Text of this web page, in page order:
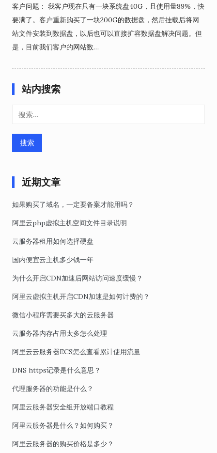
客户问题： 我客户现在只有一块系统盘40G，且使用量89%，快
要满了。客户重新购买了一块200G的数据盘，然后挂载后将网
站文件安装到数据盘，以后也可以直接扩容数据盘解决问题。但
是，目前我们客户的网站数…
站内搜索
近期文章
如果购买了域名，一定要备案才能用吗？
阿里云php虚拟主机空间文件目录说明
云服务器租用如何选择硬盘
国内便宜云主机多少钱一年
为什么开启CDN加速后网站访问速度缓慢？
阿里云虚拟主机开启CDN加速是如何计费的？
微信小程序需要买多大的云服务器
云服务器内存占用太多怎么处理
阿里云云服务器ECS怎么查看累计使用流量
DNS https记录是什么意思？
代理服务器的功能是什么？
阿里云服务器安全组开放端口教程
阿里云服务器是什么？如何购买？
阿里云服务器的购买价格是多少？